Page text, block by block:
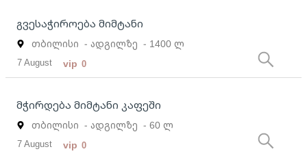
გვესაჭიროება მიმტანი
თბილისი - ადგილზე - 1400 ლ
7 August vip 0
მჭირდება მიმტანი კაფეში
თბილისი - ადგილზე - 60 ლ
7 August vip 0